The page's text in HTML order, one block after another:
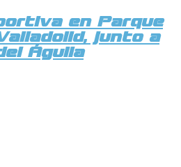
en Parque
junto a
Águila